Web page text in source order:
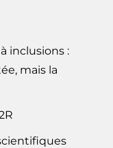
inclusions :
mais la